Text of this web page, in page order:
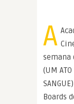
A
semana
(UM ATO
Boards